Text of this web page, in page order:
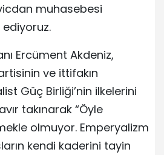
muhasebesi
Ercüment Akdeniz,
ve ittifakın
Güç Birliği’nin ilkelerini
takınarak “Öyle
olmuyor. Emperyalizm
kendi kaderini tayin